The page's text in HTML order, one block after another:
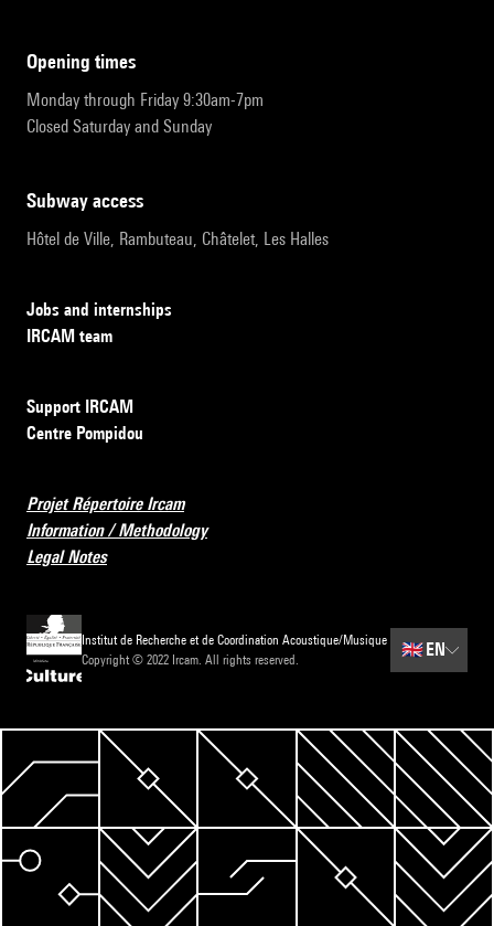
opening times
Monday through Friday 9:30am-7pm
Closed Saturday and Sunday
subway access
Hôtel de Ville, Rambuteau, Châtelet, Les Halles
Jobs and internships
IRCAM team
Support IRCAM
Centre Pompidou
Projet Répertoire Ircam
Information / Methodology
Legal Notes
Institut de Recherche et de Coordination Acoustique/Musique
Copyright © 2022 Ircam. All rights reserved.
🇬🇧 EN